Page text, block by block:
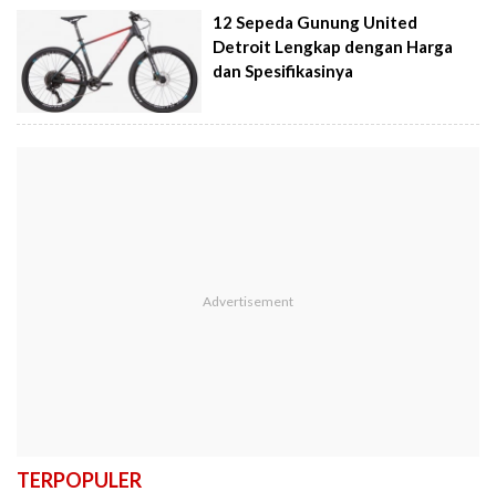
12 Sepeda Gunung United
Detroit Lengkap dengan Harga
dan Spesifikasinya
TERPOPULER